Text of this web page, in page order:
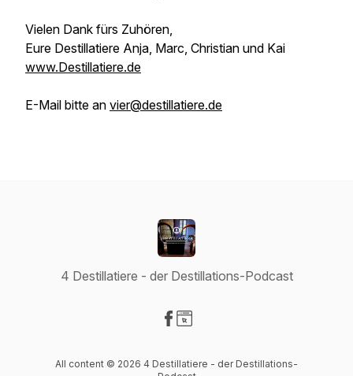
Vielen Dank fürs Zuhören,
Eure Destillatiere Anja, Marc, Christian und Kai
www.Destillatiere.de
E-Mail bitte an vier@destillatiere.de
4 Destillatiere - der Destillations-Podcast
All content © 2026 4 Destillatiere - der Destillations-